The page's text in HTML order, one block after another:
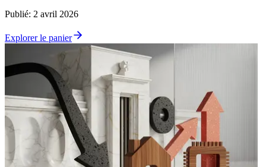
Publié: 2 avril 2026
Explorer le panier